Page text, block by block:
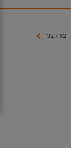
32 / 62